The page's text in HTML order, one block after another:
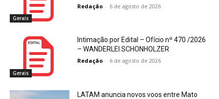
Gerais
Redação - 6 de agosto de 2026
Gerais
Intimação por Edital – Ofício nº 470 /2026
– WANDERLEI SCHONHOLZER
Redação - 6 de agosto de 2026
LATAM anuncia novos voos entre Mato